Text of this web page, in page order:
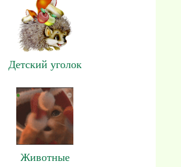
Детский уголок
Животные